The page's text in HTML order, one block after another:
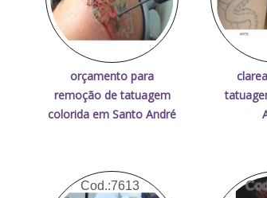
orçamento para
remoção de tatuagem
colorida em Santo André
Cod.:7613